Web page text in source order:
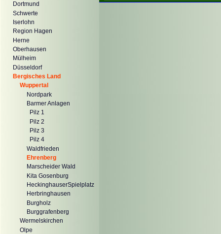
Dortmund
Schwerte
Iserlohn
Region Hagen
Herne
Oberhausen
Mülheim
Düsseldorf
Bergisches Land
Wuppertal
Nordpark
Barmer Anlagen
Pilz 1
Pilz 2
Pilz 3
Pilz 4
Waldfrieden
Ehrenberg
Marscheider Wald
Kita Gosenburg
HeckinghauserSpielplatz
Herbringhausen
Burgholz
Burggrafenberg
Wermelskirchen
Olpe